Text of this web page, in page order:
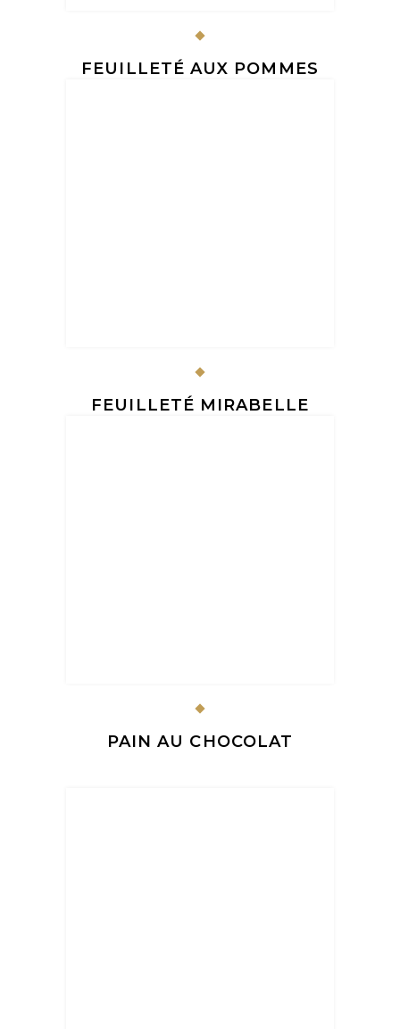
FEUILLETÉ AUX POMMES
FEUILLETÉ MIRABELLE
PAIN AU CHOCOLAT